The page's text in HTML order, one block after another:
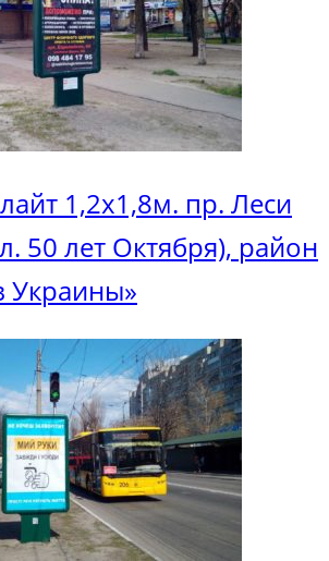
1,2х1,8м. пр. Леси
50 лет Октября), район
Украины»